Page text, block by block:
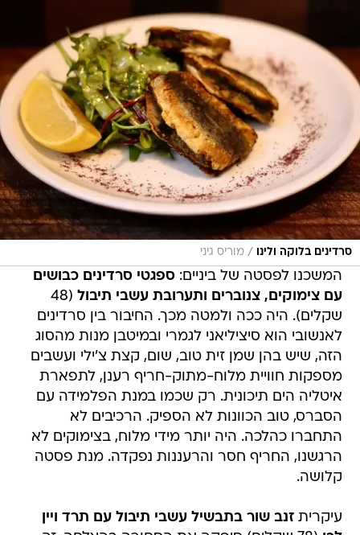
סרדינים בלוקה ולינו / מוריס גיני
המשכנו לפסטה של ביניים:ספגטי סרדינים כבושים
עם צימוקים, צנוברים ותערובת עשבי תיבול
(48
שקלים). היה ככה ולמטה מכך. החיבור בין סרדינים
לאנשובי הוא סיציליאני לגמרי ובמיטבן מנות מהסוג
הזה, שיש בהן שמן זית טוב, שום, קצת צ'ילי ועשבים
מספקות חוויית מלוח-מתוק-חריף רענן, לתפארת
איטליה הים תיכונית. רק שכמו במנת הפלמידה עם
הסברס, טוב הכוונות לא הספיק. הרכיבים לא
התחברו כהלכה. היה יותר מידי מלוח, בצימוקים לא
הרגשנו, החריף חסר והרעננות נפקדה. מנת פסטה
קלושה.
עיקריתזנב שור בתבשיל עשבי תיבול עם תרד ויין